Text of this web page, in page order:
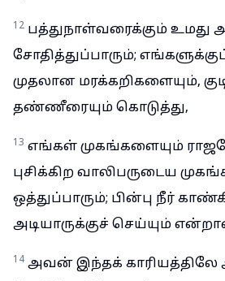
12 பத்துநாள்வரைக்கும் உமது
சோதித்துப்பாரும்; எங்களுக்குப்
முதலான மரக்கறிகளையும்,
தண்ணீரையும் கொடுத்து,
13 எங்கள் முகங்களையும்
புசிக்கிற வாலிபருடைய
ஒத்துப்பாரும்; பின்பு நீர்
அடியாருக்குச் செய்யும்
14 அவன் இந்தக் காரியத்திலே